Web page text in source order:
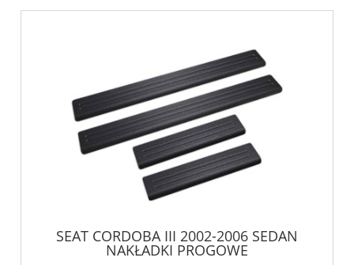
SEAT CORDOBA III 2002-2006 SEDAN
NAKŁADKI PROGOWE